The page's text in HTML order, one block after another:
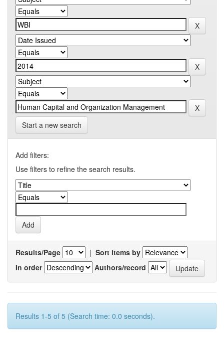
Start a new search
Add filters:
Use filters to refine the search results.
Results/Page | Sort items by
In order
Authors/record
Results 1-5 of 5 (Search time: 0.0 seconds).